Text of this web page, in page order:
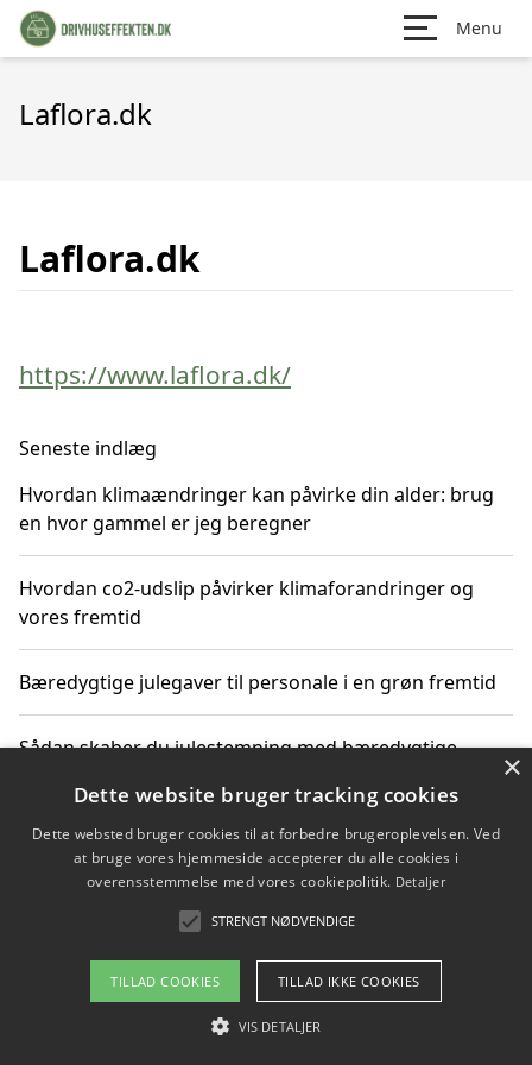
Menu
Laflora.dk
Laflora.dk
https://www.laflora.dk/
Seneste indlæg
Hvordan klimaændringer kan påvirke din alder: brug
en hvor gammel er jeg beregner
Hvordan co2-udslip påvirker klimaforandringer og
vores fremtid
Bæredygtige julegaver til personale i en grøn fremtid
Sådan skaber du julestemning med bæredygtige
Sådan skaber du et bæredygtigt hjem med familien i
Copyright 2026 - Pilanto Aps
Om / kontakt
×
Dette website bruger tracking cookies
Dette websted bruger cookies til at forbedre brugeroplevelsen. Ved
at bruge vores hjemmeside accepterer du alle cookies i
overensstemmelse med vores cookiepolitik. Detaljer
STRENGT NØDVENDIGE
TILLAD COOKIES TILLAD IKKE COOKIES
VIS DETALJER